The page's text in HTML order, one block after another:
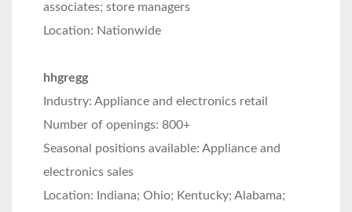
associates; store managers
Location: Nationwide
hhgregg
Industry: Appliance and electronics retail
Number of openings: 800+
Seasonal positions available: Appliance and
electronics sales
Location: Indiana; Ohio; Kentucky; Alabama;